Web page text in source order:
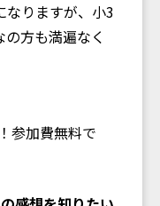
なりますが、小3
方も満遍なく
参加費無料で